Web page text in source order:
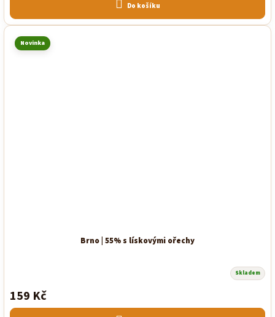
Do košíku
Novinka
Brno | 55% s lískovými ořechy
Skladem
159 Kč